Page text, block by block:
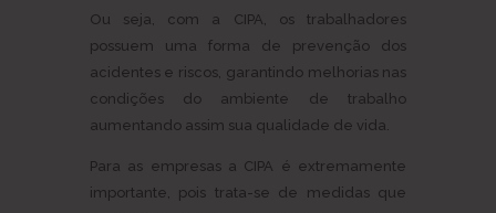
Ou seja, com a CIPA, os trabalhadores
possuem uma forma de prevenção dos
acidentes e riscos, garantindo melhorias nas
condições do ambiente de trabalho
aumentando assim sua qualidade de vida.
Para as empresas a CIPA é extremamente
importante, pois trata-se de medidas que